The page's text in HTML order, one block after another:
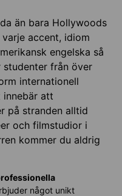
än bara Hollywoods
accent, idiom
engelska så
studenter från över
internationell
innebär att
på stranden alltid
och filmstudior i
kommer du aldrig
något unikt